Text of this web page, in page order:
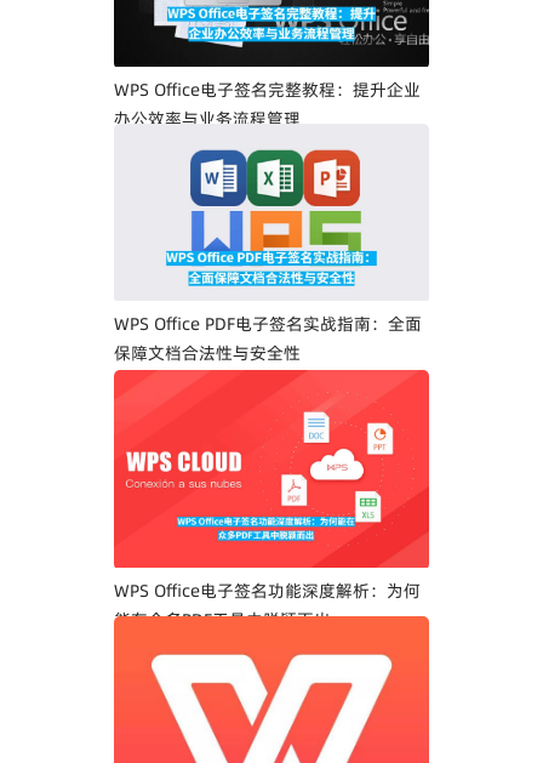
WPS Office电子签名完整教程：提升企业
办公效率与业务流程管理
WPS Office PDF电子签名实战指南：全面
保障文档合法性与安全性
WPS Office电子签名功能深度解析：为何
能在众多PDF工具中脱颖而出